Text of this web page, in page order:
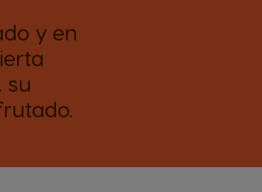
y en
su